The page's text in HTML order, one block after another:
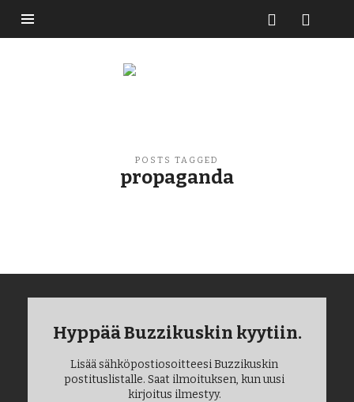
Buzzikuski
POSTS TAGGED
propaganda
Hyppää Buzzikuskin kyytiin.
Lisää sähköpostiosoitteesi Buzzikuskin
postituslistalle. Saat ilmoituksen, kun uusi
kirjoitus ilmestyy.